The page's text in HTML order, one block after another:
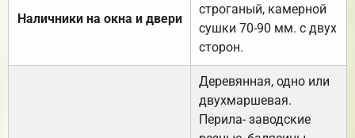
Наличники на окна и двери
строганый, камерной
сушки 70-90 мм. с двух
сторон.
Деревянная, одно или
двухмаршевая.
Перила- заводские